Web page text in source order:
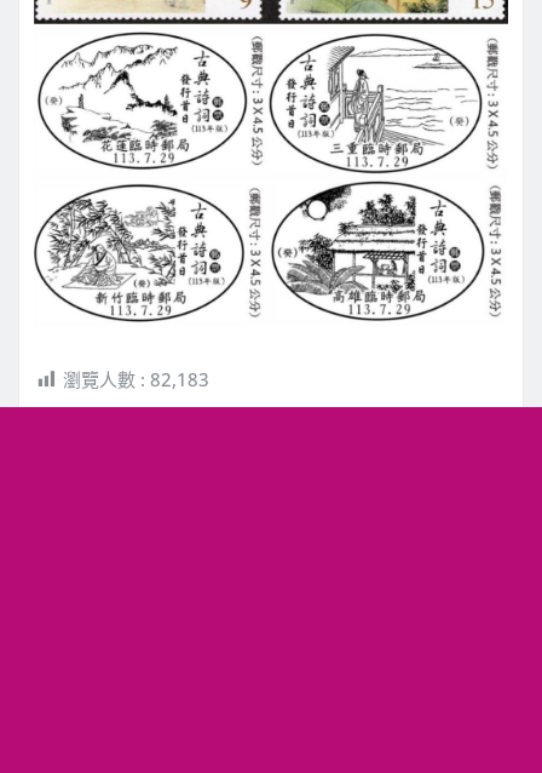
瀏覽人數 : 82,183